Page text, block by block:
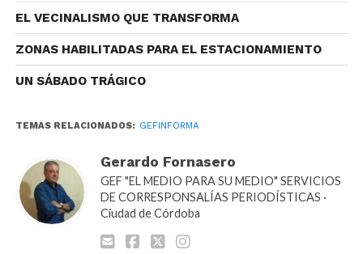
Gobierno provincial.
Características de la Línea Dale Gas
Hasta $66 mil.
UVAs Tasa 0%.
Plazo: 48 cuotas.
EL VECINALISMO QUE TRANSFORMA
ZONAS HABILITADAS PARA EL ESTACIONAMIENTO
UN SÁBADO TRÁGICO
TEMAS RELACIONADOS: GEFINFORMA
Gerardo Fornasero
GEF "EL MEDIO PARA SU MEDIO" SERVICIOS
DE CORRESPONSALÍAS PERIODÍSTICAS ·
Ciudad de Córdoba